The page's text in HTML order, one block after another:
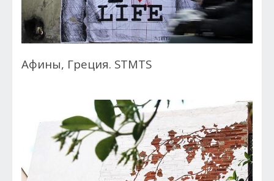
Афины, Греция. STMTS